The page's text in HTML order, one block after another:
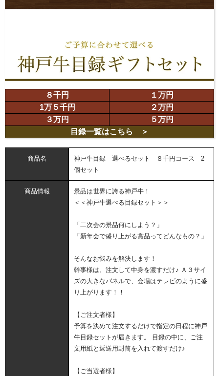
８千円
１万円
1万５千円
２万円
３万円
５万円
目録一覧はこちら ＞
商品名
神戸牛目録 選べるセット ８千円コース 2
個セット
商品情報
景品は世界に誇る神戸牛！
＜＜神戸牛選べる目録セット＞＞
「二次会の景品何にしよう？」
「新年会で盛り上がる賞品ってどんなもの？」
そんなお悩みを解決します！
幹事様は、注文して中身を渡すだけ♪ Ａ３サイ
ズの大きなパネルで、会場はテレビのように盛
り上がります！！
【ご注文者様】
予算を決めて注文するだけで指定の日程に神戸
牛目録セットが届きます。 目録の中に、ご注
文用紙と返送用封筒を入れて渡すだけ♪
【ご当選者様】